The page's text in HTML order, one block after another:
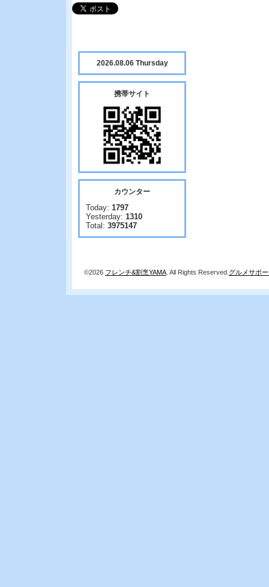
2026.08.06 Thursday
携帯サイト
カウンター
Today: 1797
Yesterday: 1310
Total: 3975147
©2026 フレンチ&割烹YAMA . All Rights Reserved. グルメサポ